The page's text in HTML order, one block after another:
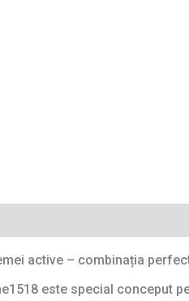
active – combinația
este special